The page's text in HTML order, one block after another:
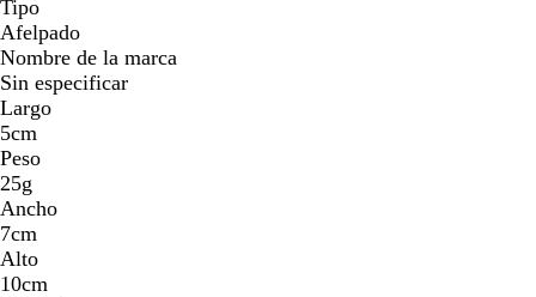
Tipo
Afelpado
Nombre de la marca
Sin especificar
Largo
5cm
Peso
25g
Ancho
7cm
Alto
10cm